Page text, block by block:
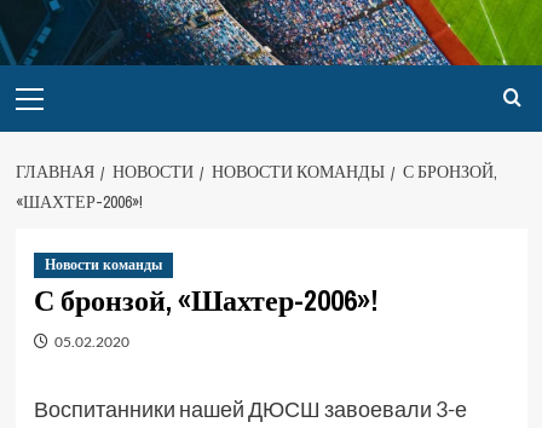
ГЛАВНАЯ НОВОСТИ НОВОСТИ КОМАНДЫ
С БРОНЗОЙ,
«ШАХТЕР-2006»!
Новости команды
С бронзой, «Шахтер-2006»!
05.02.2020
Воспитанники нашей ДЮСШ завоевали 3-е